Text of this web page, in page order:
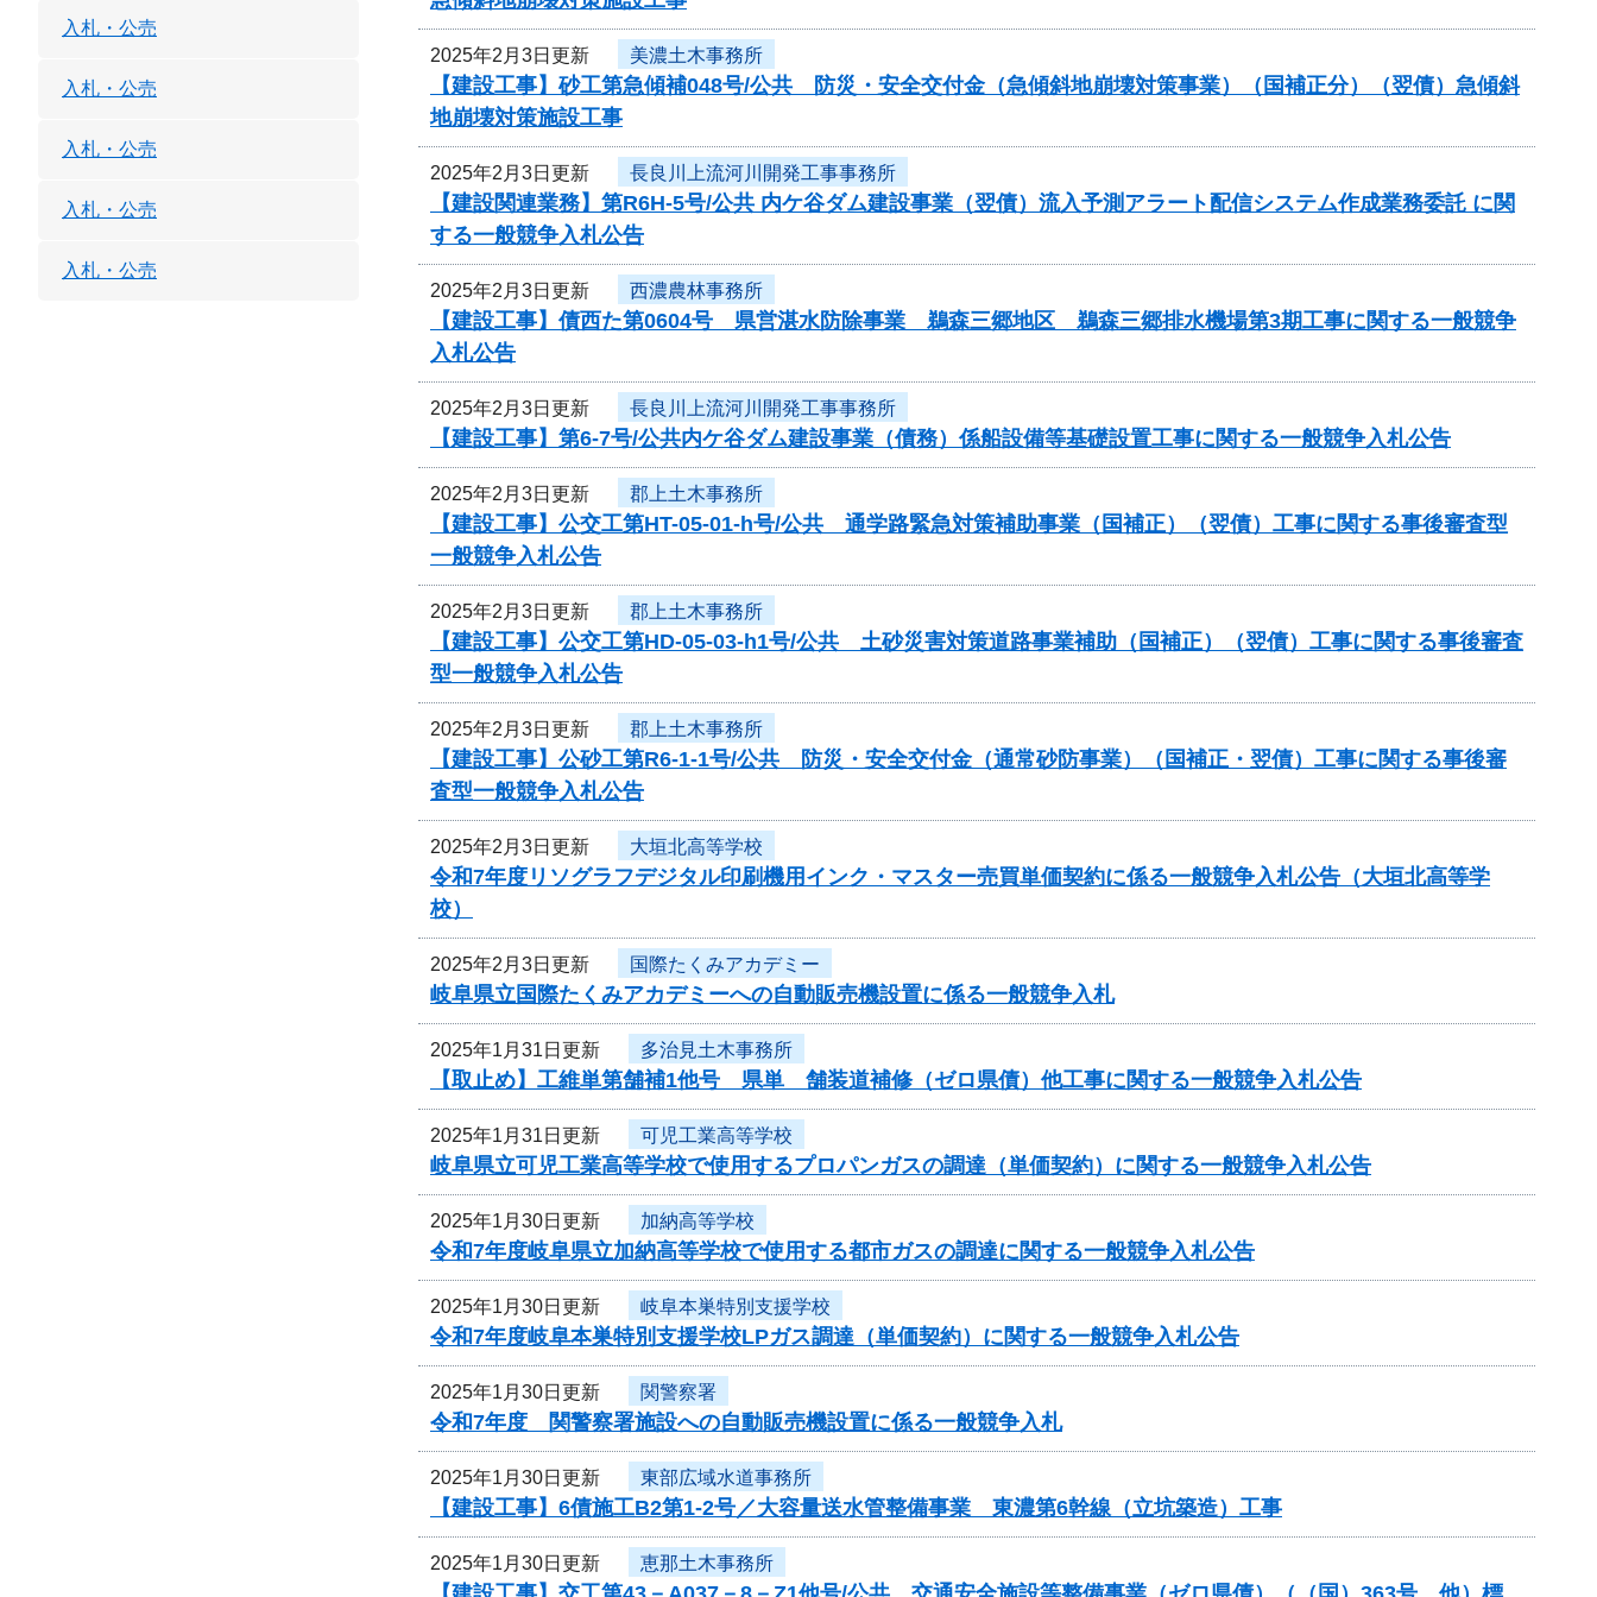
2025年2月3日更新 美濃土木事務所
【建設工事】砂工第急傾補048号/公共 防災・安全交付金（急傾斜地崩壊対策事業）（国補正分）（翌債）急傾斜
地崩壊対策施設工事
2025年2月3日更新 長良川上流河川開発工事事務所
【建設関連業務】第R6H-5号/公共 内ケ谷ダム建設事業（翌債）流入予測アラート配信システム作成業務委託 に関
する一般競争入札公告
2025年2月3日更新 西濃農林事務所
【建設工事】債西た第0604号 県営湛水防除事業 鵜森三郷地区 鵜森三郷排水機場第3期工事に関する一般競争
入札公告
2025年2月3日更新 長良川上流河川開発工事事務所
【建設工事】第6-7号/公共内ケ谷ダム建設事業（債務）係船設備等基礎設置工事に関する一般競争入札公告
2025年2月3日更新 郡上土木事務所
【建設工事】公交工第HT-05-01-h号/公共 通学路緊急対策補助事業（国補正）（翌債）工事に関する事後審査型
一般競争入札公告
2025年2月3日更新 郡上土木事務所
【建設工事】公交工第HD-05-03-h1号/公共 土砂災害対策道路事業補助（国補正）（翌債）工事に関する事後審査
型一般競争入札公告
2025年2月3日更新 郡上土木事務所
【建設工事】公砂工第R6-1-1号/公共 防災・安全交付金（通常砂防事業）（国補正・翌債）工事に関する事後審
査型一般競争入札公告
2025年2月3日更新 大垣北高等学校
令和7年度リソグラフデジタル印刷機用インク・マスター売買単価契約に係る一般競争入札公告（大垣北高等学
校）
2025年2月3日更新 国際たくみアカデミー
岐阜県立国際たくみアカデミーへの自動販売機設置に係る一般競争入札
2025年1月31日更新 多治見土木事務所
【取止め】工維単第舗補1他号 県単 舗装道補修（ゼロ県債）他工事に関する一般競争入札公告
2025年1月31日更新 可児工業高等学校
岐阜県立可児工業高等学校で使用するプロパンガスの調達（単価契約）に関する一般競争入札公告
2025年1月30日更新 加納高等学校
令和7年度岐阜県立加納高等学校で使用する都市ガスの調達に関する一般競争入札公告
2025年1月30日更新 岐阜本巣特別支援学校
令和7年度岐阜本巣特別支援学校LPガス調達（単価契約）に関する一般競争入札公告
2025年1月30日更新 関警察署
令和7年度 関警察署施設への自動販売機設置に係る一般競争入札
2025年1月30日更新 東部広域水道事務所
【建設工事】6債施工B2第1-2号／大容量送水管整備事業 東濃第6幹線（立坑築造）工事
2025年1月30日更新 恵那土木事務所
入札・公売
入札・公売
入札・公売
入札・公売
入札・公売